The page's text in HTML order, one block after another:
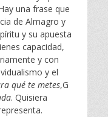
una frase que
de Almagro y
y su apuesta
capacidad,
y con
y el
qué te metes,G
. Quisiera